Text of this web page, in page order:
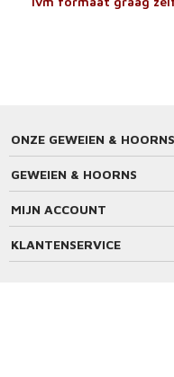
ONZE GEWEIEN & HOORNS
GEWEIEN & HOORNS
MIJN ACCOUNT
KLANTENSERVICE